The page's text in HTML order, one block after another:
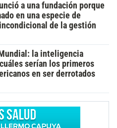
a una fundación porque
en una especie de
de la gestión
la inteligencia
serían los primeros
en ser derrotados